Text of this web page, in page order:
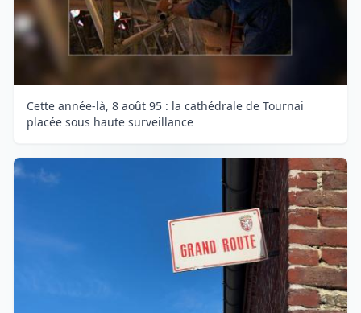
Cette année-là, 8 août 95 : la cathédrale de Tournai
placée sous haute surveillance